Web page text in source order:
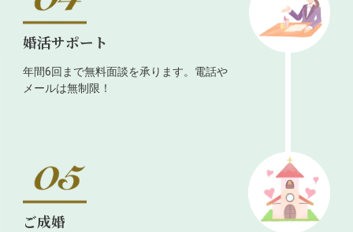
婚活サポート
年間6回まで無料面談を承ります。電話や
メールは無制限！
ご成婚